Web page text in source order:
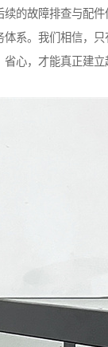
续的故障排查与配
体系。我们相信，
省心，才能真正建